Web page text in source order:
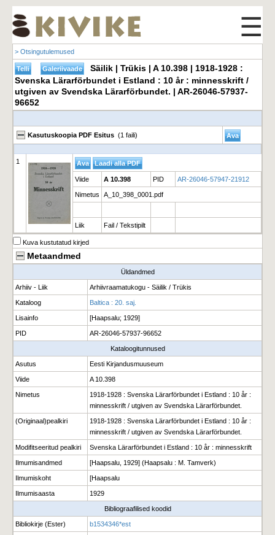
☰
> Otsingutulemused
Säilik | Trükis | A 10.398 | 1918-1928 :
Svenska Lärarförbundet i Estland : 10 år : minnesskrift /
utgiven av Svendska Lärarförbundet. | AR-26046-57937-
96652
Kasutuskoopia PDF Esitus (1 faili)
1
Viide A 10.398 PID AR-26046-57947-21912
Nimetus A_10_398_0001.pdf
Liik Fail / Tekstipilt
Kuva kustutatud kirjed
Metaandmed
Üldandmed
Arhiiv - Liik Arhiivraamatukogu - Säilik / Trükis
Kataloog Baltica : 20. saj.
Lisainfo [Haapsalu; 1929]
PID AR-26046-57937-96652
Kataloogitunnused
Asutus Eesti Kirjandusmuuseum
Viide A 10.398
Nimetus
1918-1928 : Svenska Lärarförbundet i Estland : 10 år :
minnesskrift / utgiven av Svendska Lärarförbundet.
(Originaal)pealkiri
1918-1928 : Svenska Lärarförbundet i Estland : 10 år :
minnesskrift / utgiven av Svendska Lärarförbundet.
Modifitseeritud pealkiri Svenska Lärarförbundet i Estland : 10 år : minnesskrift
Ilmumisandmed [Haapsalu, 1929] (Haapsalu : M. Tamverk)
Ilmumiskoht [Haapsalu
Ilmumisaasta 1929
Bibliograafilised koodid
Bibliokirje (Ester) b1534346*est